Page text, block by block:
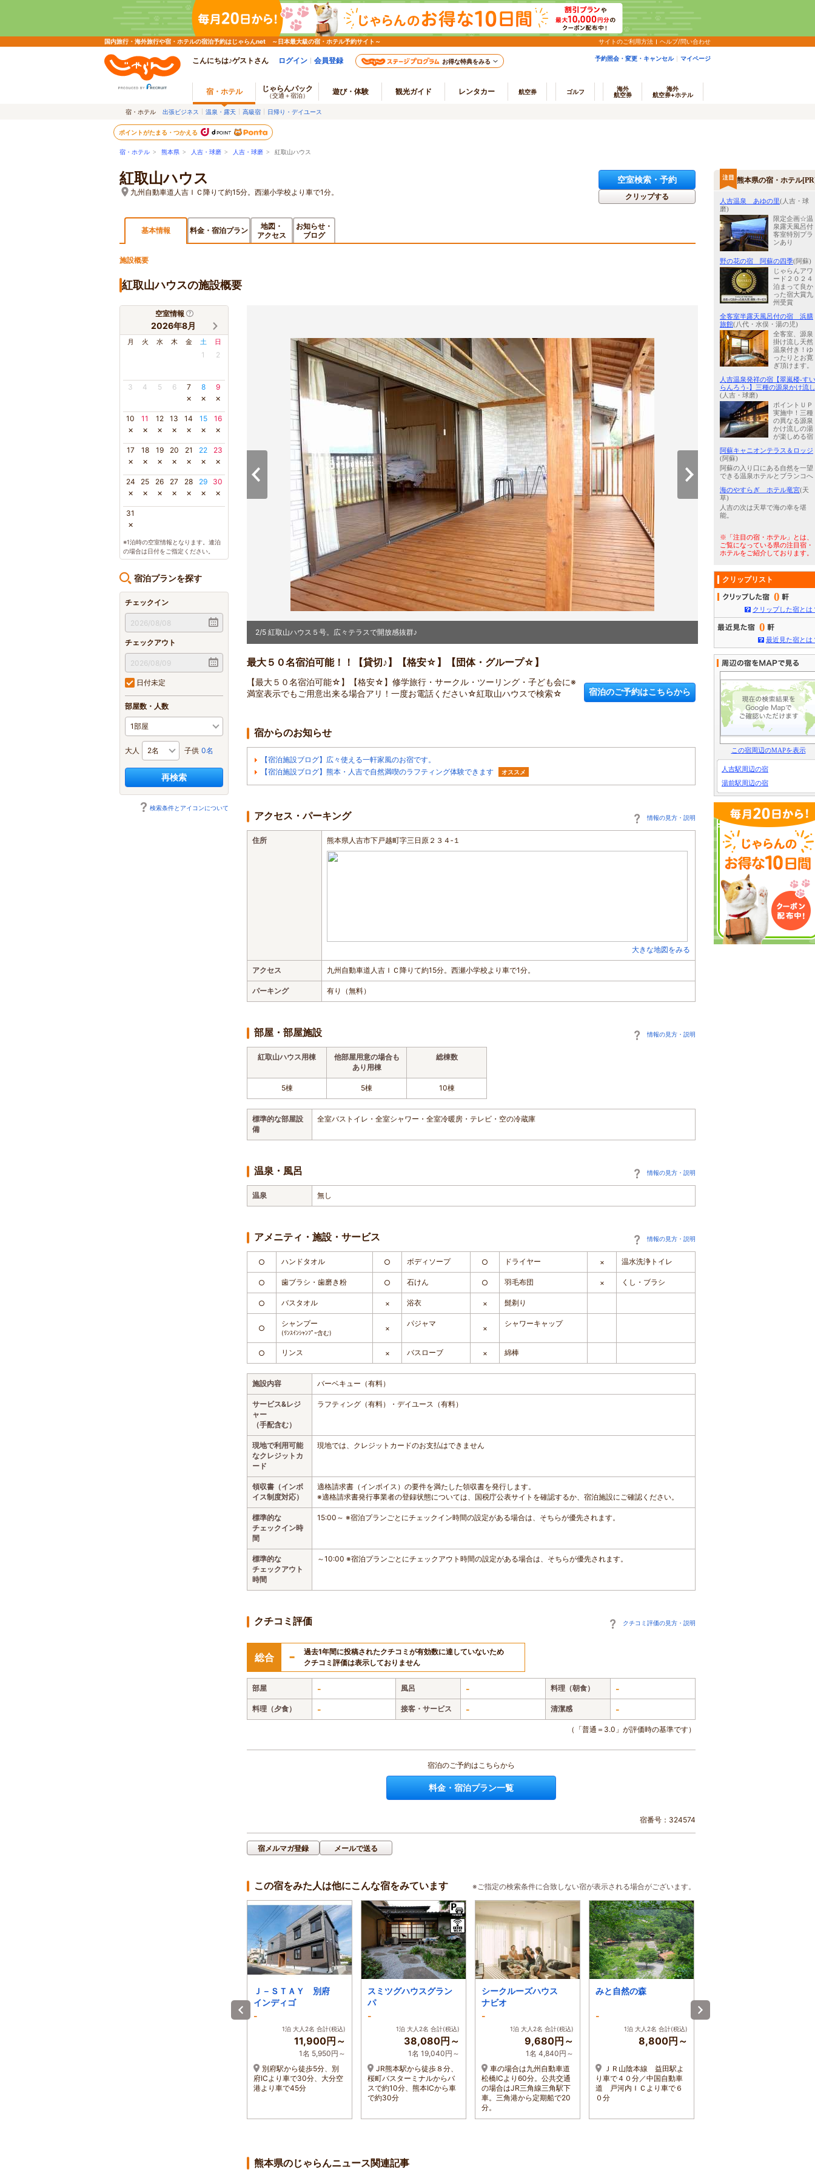
国内旅行・海外旅行や宿・ホテルの宿泊予約はじゃらんnet ～日本最大級の宿・ホテル予約サイト～ サイトのご利用方法 ヘルプ/問い合わせ
こんにちは♪ゲストさん ログイン 会員登録 お得な特典をみる 予約照会・変更・キャンセル マイページ
宿・ホテル じゃらんパック
（交通＋宿泊） 遊び・体験 観光ガイド レンタカー 航空券 ゴルフ
海外
航空券
海外
航空券+ホテル
宿・ホテル 出張ビジネス 温泉・露天 高級宿 日帰り・デイユース
ポイントがたまる・つかえる
宿・ホテル > 熊本県 > 人吉・球磨 > 人吉・球磨 > 紅取山ハウス
紅取山ハウス
九州自動車道人吉ＩＣ降りて約15分。西瀬小学校より車で1分。
空室検索・予約
クリップする
基本情報 料金・宿泊プラン
地図・
アクセス
お知らせ・
ブログ
施設概要
紅取山ハウスの施設概要
空室情報
2026年8月
月 火 水 木 金 土 日
1 2
3 4 5 6 7
×
8
×
9
×
10
×
11
×
12
×
13
×
14
×
15
×
16
×
17
×
18
×
19
×
20
×
21
×
22
×
23
×
24
×
25
×
26
×
27
×
28
×
29
×
30
×
31
×
※1泊時の空室情報となります。連泊
の場合は日付をご指定ください。
宿泊プランを探す
チェックイン
チェックアウト
日付未定
部屋数・人数
大人 子供 0名
再検索
検索条件とアイコンについて
2/5 紅取山ハウス５号。広々テラスで開放感抜群♪ 5 ラフティングも☆
最大５０名宿泊可能！！【貸切♪】【格安☆】【団体・グループ☆】
【最大５０名宿泊可能☆】【格安☆】修学旅行・サークル・ツーリング・子ども会に※
満室表示でもご用意出来る場合アリ！一度お電話ください☆紅取山ハウスで検索☆
宿泊のご予約はこちらから
宿からのお知らせ
【宿泊施設ブログ】広々使える一軒家風のお宿です。
【宿泊施設ブログ】熊本・人吉で自然満喫のラフティング体験できます
オススメ
アクセス・パーキング 情報の見方・説明
住所 熊本県人吉市下戸越町字三日原２３４‐１
大きな地図をみる
アクセス 九州自動車道人吉ＩＣ降りて約15分。西瀬小学校より車で1分。
パーキング 有り（無料）
部屋・部屋施設 情報の見方・説明
紅取山ハウス用棟
他部屋用意の場合も
あり用棟
総棟数
5棟 5棟 10棟
標準的な部屋設
備
全室バストイレ・全室シャワー・全室冷暖房・テレビ・空の冷蔵庫
温泉・風呂 情報の見方・説明
温泉 無し
アメニティ・施設・サービス 情報の見方・説明
○ ハンドタオル ○ ボディソープ ○ ドライヤー × 温水洗浄トイレ
○ 歯ブラシ・歯磨き粉 ○ 石けん ○ 羽毛布団 × くし・ブラシ
○ バスタオル × 浴衣 × 髭剃り
○
シャンプー
(ﾘﾝｽｲﾝｼｬﾝﾌﾟｰ含む) ×
パジャマ
×
シャワーキャップ
○ リンス × バスローブ × 綿棒
施設内容 バーベキュー（有料）
サービス&レジ
ャー
（手配含む）
ラフティング（有料）・デイユース（有料）
現地で利用可能
なクレジットカ
ード
現地では、クレジットカードのお支払はできません
領収書（インボ
イス制度対応）
適格請求書（インボイス）の要件を満たした領収書を発行します。
※適格請求書発行事業者の登録状態については、国税庁公表サイトを確認するか、宿泊施設にご確認ください。
標準的な
チェックイン時
間
15:00～ ※宿泊プランごとにチェックイン時間の設定がある場合は、そちらが優先されます。
標準的な
チェックアウト
時間
～10:00 ※宿泊プランごとにチェックアウト時間の設定がある場合は、そちらが優先されます。
クチコミ評価 クチコミ評価の見方・説明
総合 -
過去1年間に投稿されたクチコミが有効数に達していないため
クチコミ評価は表示しておりません
部屋 - 風呂 - 料理（朝食） -
料理（夕食） - 接客・サービス - 清潔感 -
（「普通＝3.0」が評価時の基準です）
宿泊のご予約はこちらから
料金・宿泊プラン一覧
宿番号：324574
宿メルマガ登録 メールで送る
この宿をみた人は他にこんな宿をみています ※ご指定の検索条件に合致しない宿が表示される場合がございます。
Ｊ－ＳＴＡＹ 別府
インディゴ
-
1泊 大人2名 合計(税込)
11,900円～
1名 5,950円～
別府駅から徒歩5分、別
府ICより車で30分、大分空
港より車で45分
スミツグハウスグラン
パ
-
1泊 大人2名 合計(税込)
38,080円～
1名 19,040円～
JR熊本駅から徒歩８分、
桜町バスターミナルからバ
スで約10分、熊本ICから車
で約30分
シークルーズハウス
ナビオ
-
1泊 大人2名 合計(税込)
9,680円～
1名 4,840円～
車の場合は九州自動車道
松橋ICより60分。公共交通
の場合はJR三角線三角駅下
車。三角港から定期船で20
分。
みと自然の森
-
1泊 大人2名 合計(税込)
8,800円～
ＪＲ山陰本線 益田駅よ
り車で４０分／中国自動車
道 戸河内ＩＣより車で６
０分
-
熊本県のじゃらんニュース関連記事
熊本県の宿・ホテル
人吉温泉 あゆの里(人吉・球
磨)
限定企画☆温
泉露天風呂付
客室特別プラ
ンあり
野の花の宿 阿蘇の四季(阿蘇)
じゃらんアワ
ード２０２４
泊まって良か
った宿大賞九
州受賞
全客室半露天風呂付の宿 浜膳
旅館(八代・水俣・湯の児)
全客室、源泉
掛け流し天然
温泉付き！ゆ
ったりとお寛
ぎ頂けます。
人吉温泉発祥の宿【翠嵐楼-すい
らんろう-】三種の源泉かけ流し
(人吉・球磨)
ポイントＵＰ
実施中！三種
の異なる源泉
かけ流しの湯
が楽しめる宿
阿蘇キャニオンテラス＆ロッジ
(阿蘇)
阿蘇の入り口にある自然を一望
できる温泉ホテルとブランコへ
海のやすらぎ ホテル竜宮(天
草)
人吉の次は天草で海の幸を堪
能。
※「注目の宿・ホテル」とは、
ご覧になっている県の注目宿・
ホテルをご紹介しております。
クリップリスト
0
クリップした宿とは
0
最近見た宿とは
この宿周辺のMAPを表示
人吉駅周辺の宿
湯前駅周辺の宿